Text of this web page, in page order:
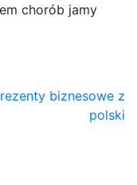
chorób jamy
biznesowe z
polski